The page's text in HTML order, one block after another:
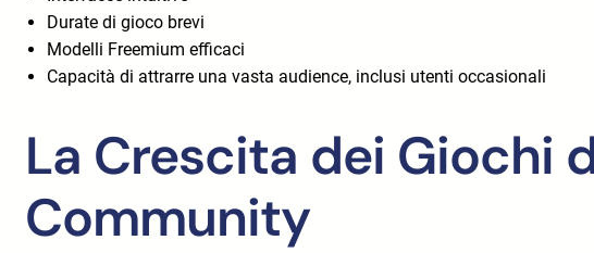
Durate di gioco brevi
Modelli Freemium efficaci
Capacità di attrarre una vasta audience, inclusi utenti occasionali
La Crescita dei Giochi
Community